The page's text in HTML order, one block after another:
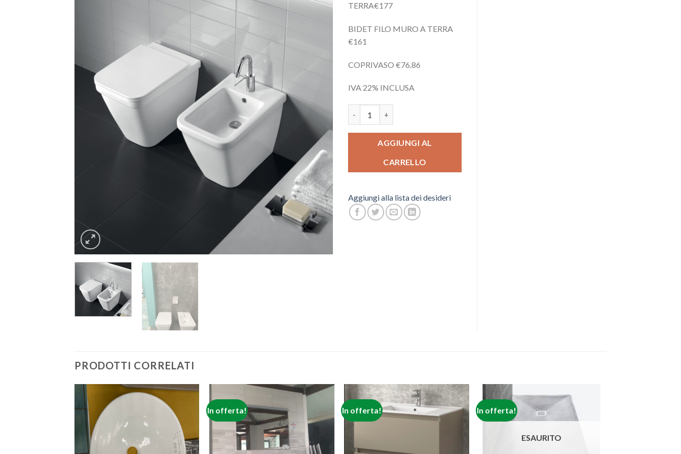
TERRA€177
BIDET FILO MURO A TERRA
€161
COPRIVASO €76.86
IVA 22% INCLUSA
AGGIUNGI AL
CARRELLO
Aggiungi alla lista dei desideri
PRODOTTI CORRELATI
Aggiungi
alla lista
dei
desideri
In offerta!
alla lista
desideri
In offerta!
Aggiungi
alla lista
In offerta!
Aggiungi
alla lista
ESAURITO